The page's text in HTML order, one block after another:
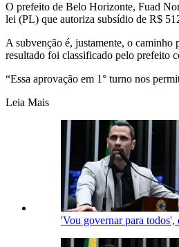
O prefeito de Belo Horizonte, Fuad
lei (PL) que autoriza subsídio de R$
A subvenção é, justamente, o caminho
resultado foi classificado pelo prefeito
“Essa aprovação em 1° turno nos
Leia Mais
'Vou governar para